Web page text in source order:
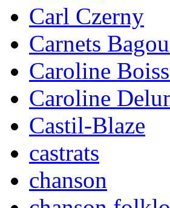
Carl Czerny
Carnets
Caroline
Caroline
Castil-Blaze
castrats
chanson